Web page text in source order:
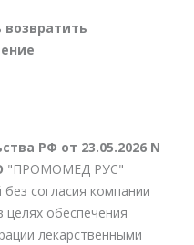
возвратить
РФ от 23.05.2026 N
"ПРОМОМЕД РУС"
согласия компании
обеспечения
лекарственными